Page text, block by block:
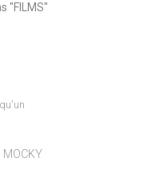
"FILMS"
MOCKY